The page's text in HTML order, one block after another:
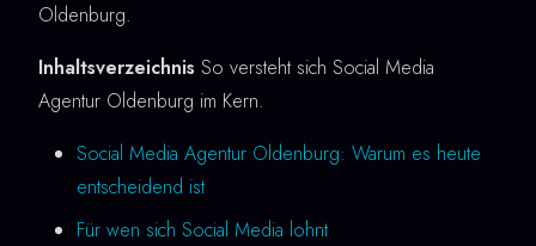
Oldenburg.
Inhaltsverzeichnis So versteht sich Social Media
Agentur Oldenburg im Kern.
Social Media Agentur Oldenburg: Warum es heute
entscheidend ist
Für wen sich Social Media lohnt